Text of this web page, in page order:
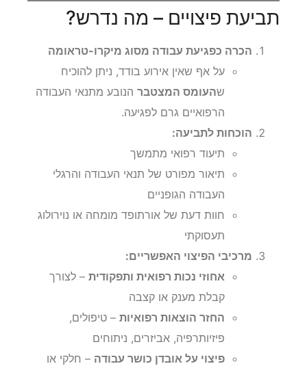
תביעת פיצויים – מה נדרש?
הכרה כפגיעת עבודה מסוג מיקרו-טראומה
על אף שאין אירוע בודד, ניתן להוכיח
שהעומס המצטבר הנובע מתנאי העבודה
הרפואיים גרם לפגיעה.
הוכחות לתביעה:
תיעוד רפואי מתמשך
תיאור מפורט של תנאי העבודה והרגלי
העבודה הגופניים
חוות דעת של אורתופד מומחה או נוירולוג
תעסוקתי
מרכיבי הפיצוי האפשריים:
אחוזי נכות רפואית ותפקודית – לצורך
קבלת מענק או קצבה
החזר הוצאות רפואיות – טיפולים,
פיזיותרפיה, אביזרים, ניתוחים
פיצוי על אובדן כושר עבודה – חלקי או